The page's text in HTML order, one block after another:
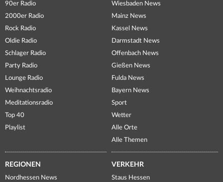
90er Radio
2000er Radio
Rock Radio
Oldie Radio
Schlager Radio
Party Radio
Lounge Radio
Weihnachtsradio
Meditationsradio
Top 40
Playlist
Wiesbaden News
Mainz News
Kassel News
Darmstadt News
Offenbach News
Gießen News
Fulda News
Bayern News
Sport
Wetter
Alle Orte
Alle Themen
REGIONEN
Nordhessen News
VERKEHR
Staus Hessen